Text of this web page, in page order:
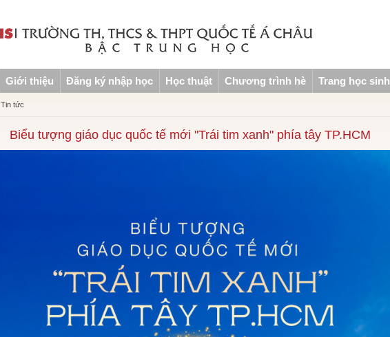
Giới thiệu Đăng ký nhập học Học thuật Chương trình hè Trang học sinh
Tin tức
Biểu tượng giáo dục quốc tế mới "Trái tim xanh" phía tây TP.HCM